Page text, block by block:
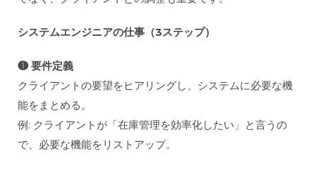
システムエンジニアの仕事（3ステップ）
❶ 要件定義
クライアントの要望をヒアリングし、システムに必要な機
能をまとめる。
例: クライアントが「在庫管理を効率化したい」と言うの
で、必要な機能をリストアップ。